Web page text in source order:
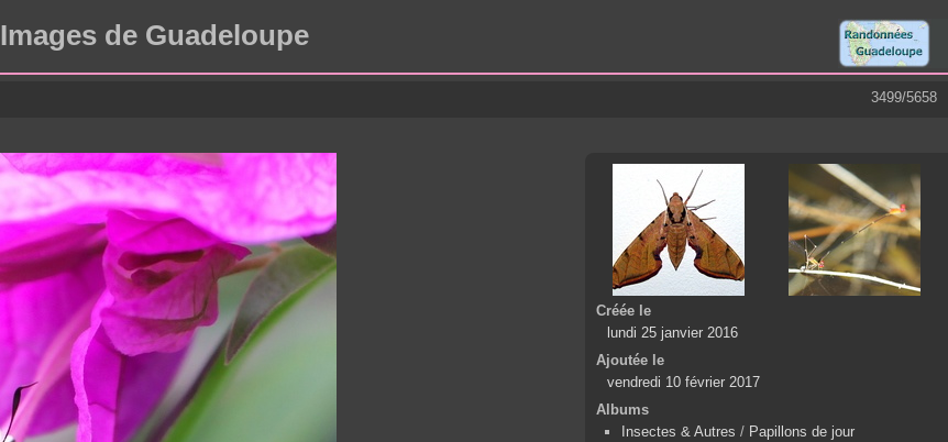
Images de Guadeloupe
3499/5658
Créée le
lundi 25 janvier 2016
Ajoutée le
vendredi 10 février 2017
Albums
Insectes & Autres / Papillons de jour